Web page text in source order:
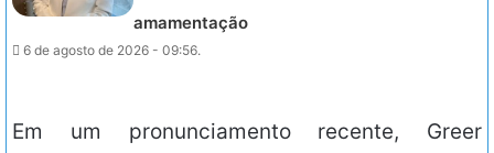
amamentação
6 de agosto de 2026 - 09:56.
Em um pronunciamento recente, Greer